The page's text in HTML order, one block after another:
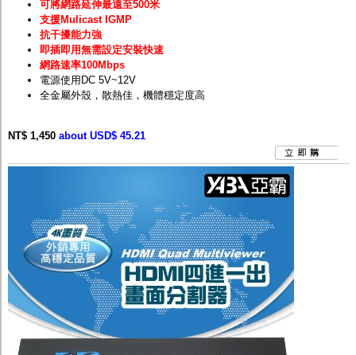
可將網路延伸最遠至500米
支援Mulicast IGMP
抗干擾能力強
即插即用無需設定安裝快速
網路速率100Mbps
電源使用DC 5V~12V
全金屬外殼，散熱佳，機體穩定度高
NT$ 1,450 about USD$ 45.21